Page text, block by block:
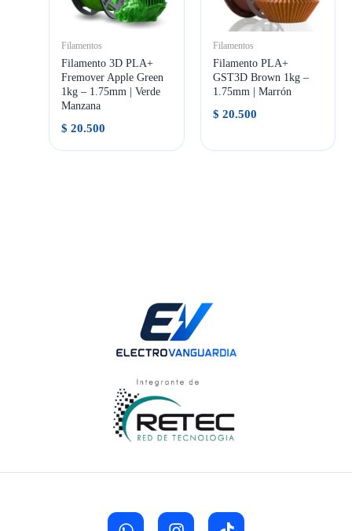
Filamentos
Filamento 3D PLA+
Fremover Apple Green
1kg – 1.75mm | Verde
Manzana
$ 20.500
Filamentos
Filamento PLA+
GST3D Brown 1kg –
1.75mm | Marrón
$ 20.500